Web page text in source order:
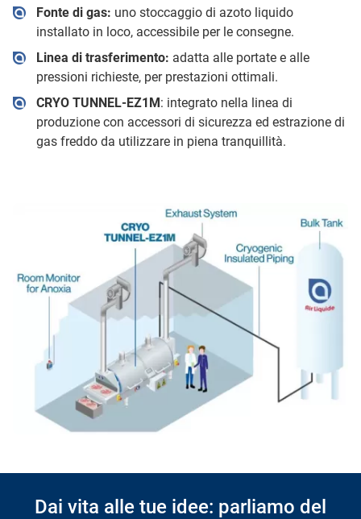
Fonte di gas: uno stoccaggio di azoto liquido
installato in loco, accessibile per le consegne.
Linea di trasferimento: adatta alle portate e alle
pressioni richieste, per prestazioni ottimali.
CRYO TUNNEL-EZ1M: integrato nella linea di
produzione con accessori di sicurezza ed estrazione di
gas freddo da utilizzare in piena tranquillità.
Dai vita alle tue idee: parliamo del